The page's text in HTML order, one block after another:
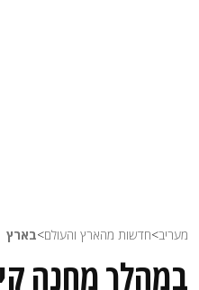
מעריב>חדשות מהארץ והעולם>בארץ
במהלך מחנה